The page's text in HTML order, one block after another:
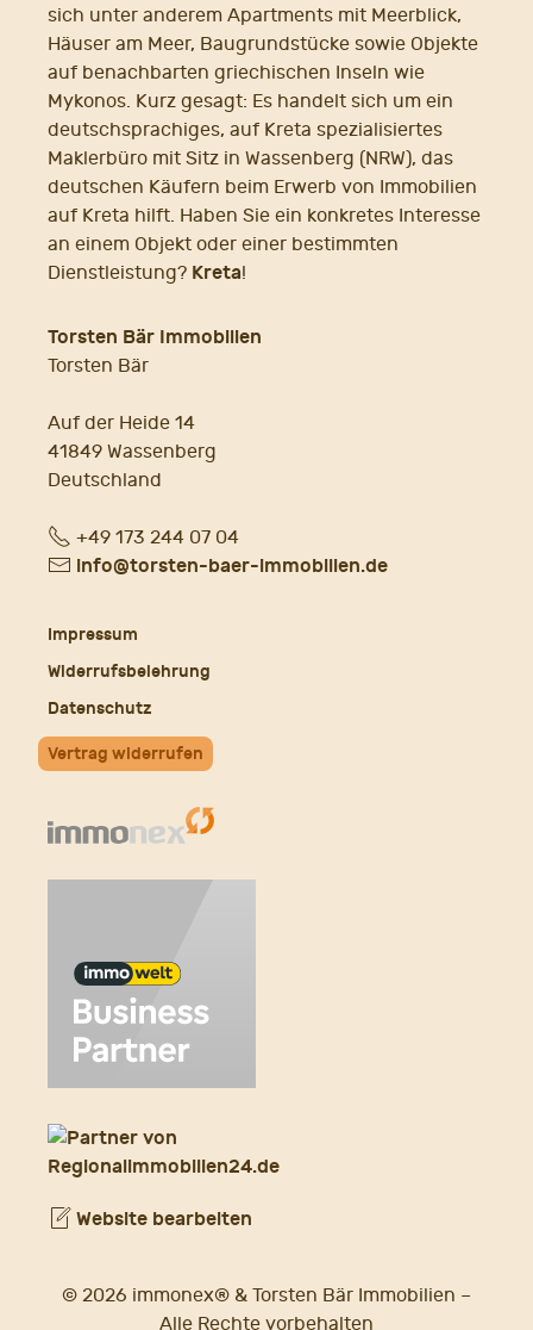
sich unter anderem Apartments mit Meerblick,
Häuser am Meer, Baugrundstücke sowie Objekte
auf benachbarten griechischen Inseln wie
Mykonos. Kurz gesagt: Es handelt sich um ein
deutschsprachiges, auf Kreta spezialisiertes
Maklerbüro mit Sitz in Wassenberg (NRW), das
deutschen Käufern beim Erwerb von Immobilien
auf Kreta hilft. Haben Sie ein konkretes Interesse
an einem Objekt oder einer bestimmten
Dienstleistung? Kreta!
Torsten Bär Immobilien
Torsten Bär
Auf der Heide 14
41849 Wassenberg
Deutschland
Fon+49 173 244 07 04
E- info@torsten-baer-immobilien.de
Impressum
Widerrufsbelehrung
Datenschutz
Vertrag widerrufen
Website bearbeiten
© 2026 immonex® & Torsten Bär Immobilien –
Alle Rechte vorbehalten